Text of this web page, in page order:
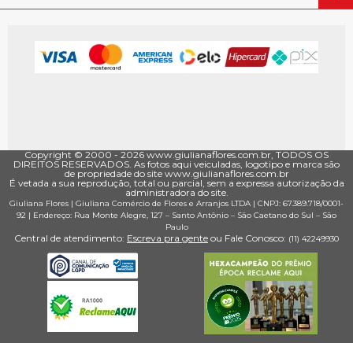
Copyright © 2000 - ­2026 www.giulianaflores.com.br, TODOS OS
DIREITOS RESERVADOS. As fotos aqui veiculadas, logotipo e marca são
de propriedade do site www.giulianaflores.com.br
É vetada a sua reprodução, total ou parcial, sem a expressa autorização da
administradora do site.
Giuliana Flores | Giuliana Comércio de Flores e Arranjos LTDA | CNPJ: 67.389.718/0001­
92 | Endereço: Rua Monte Alegre, 127 – Santo Antônio – São Caetano do Sul – São
Paulo
Central de atendimento: Escreva pra gente ou Fale Conosco: (11) 4224­9930